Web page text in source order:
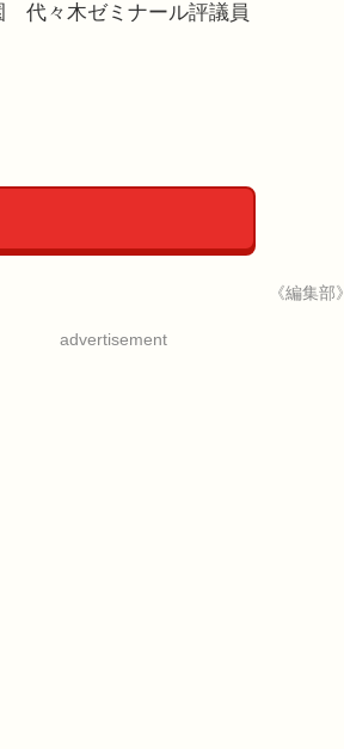
代々木ゼミナール評議員
《編集部》
advertisement